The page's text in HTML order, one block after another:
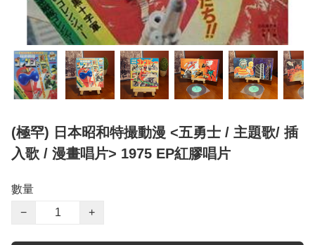
(極罕) 日本昭和特撮動漫 <五勇士 / 主題歌/ 插
入歌 / 漫畫唱片> 1975 EP紅膠唱片
數量
−
+